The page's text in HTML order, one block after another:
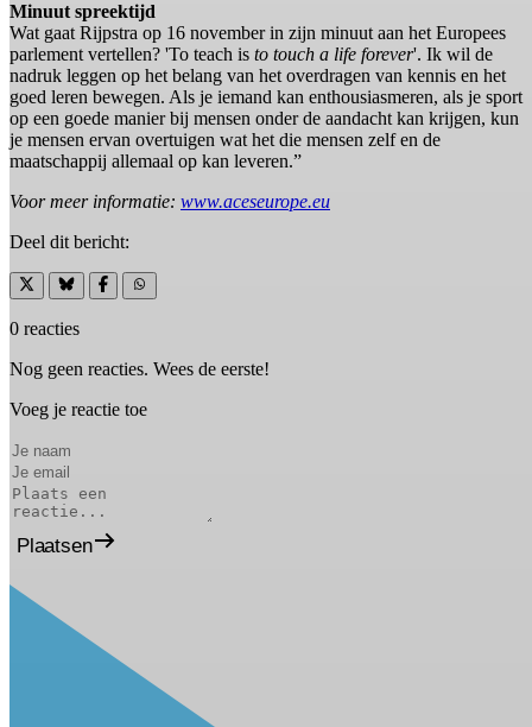
Minuut spreektijd
Wat gaat Rijpstra op 16 november in zijn minuut aan het Europees
parlement vertellen? 'To teach is to touch a life forever'. Ik wil de
nadruk leggen op het belang van het overdragen van kennis en het
goed leren bewegen. Als je iemand kan enthousiasmeren, als je sport
op een goede manier bij mensen onder de aandacht kan krijgen, kun
je mensen ervan overtuigen wat het die mensen zelf en de
maatschappij allemaal op kan leveren.”
Voor meer informatie: www.aceseurope.eu
Deel dit bericht:
0 reacties
Nog geen reacties. Wees de eerste!
Voeg je reactie toe
Plaatsen